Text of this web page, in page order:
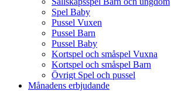
Spel Baby
Pussel Vuxen
Pussel Barn
Pussel Baby
Kortspel och småspel Vuxna
Kortspel och småspel Barn
Övrigt Spel och pussel
Månadens erbjudande